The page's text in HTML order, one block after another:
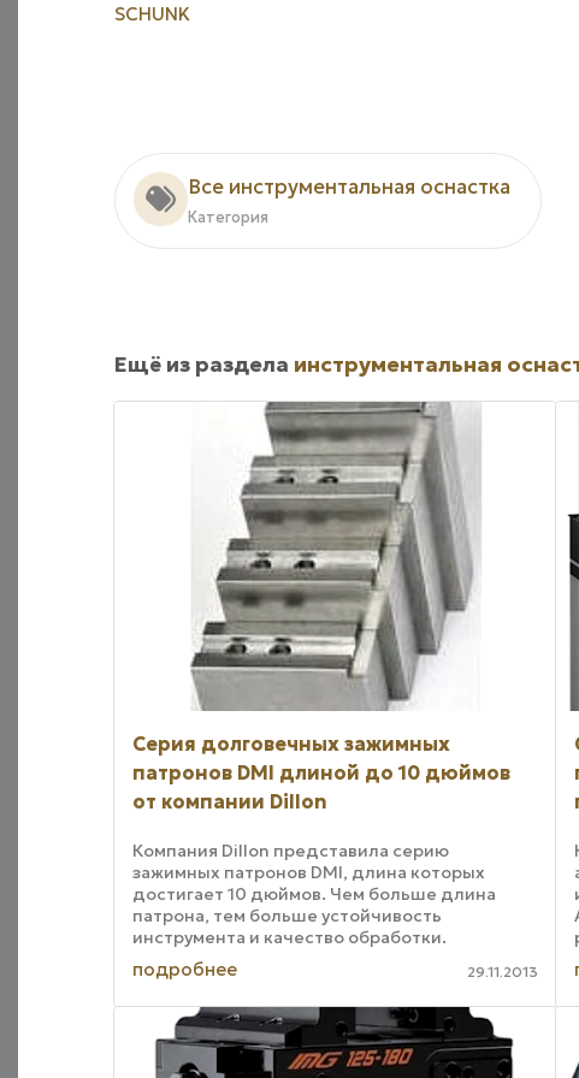
SCHUNK
Все инструментальная оснастка
Категория
Ещё из раздела инструментальная
Серия долговечных зажимных
патронов DMI длиной до 10 дюймов
от компании Dillon
Компания Dillon представила серию
зажимных патронов DMI, длина которых
достигает 10 дюймов. Чем больше длина
патрона, тем больше устойчивость
инструмента и качество обработки.
Увеличение длины патрона позволяет
сократить время и стоимость обработки ...
подробнее 29.11.2013